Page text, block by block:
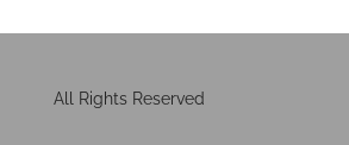
All Rights Reserved